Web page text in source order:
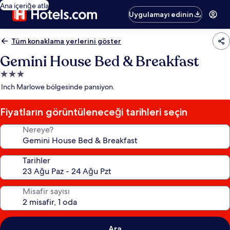
Ana içeriğe atla
Uygulamayı edinin
Tüm konaklama yerlerini göster
Gemini House Bed & Breakfast
3.0
yıldızlı
yeri
Inch Marlowe bölgesinde pansiyon.
Fiyatların görüntüleneceği tarihleri seçin
Nereye?
Tarihler
Misafir sayısı